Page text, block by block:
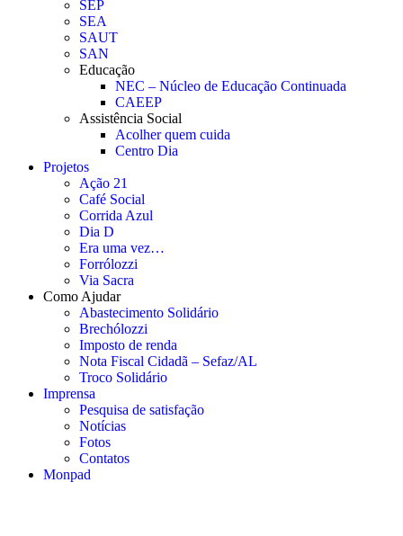
SEP
SEA
SAUT
SAN
Educação
NEC – Núcleo de Educação Continuada
CAEEP
Assistência Social
Acolher quem cuida
Centro Dia
Projetos
Ação 21
Café Social
Corrida Azul
Dia D
Era uma vez…
Forrólozzi
Via Sacra
Como Ajudar
Abastecimento Solidário
Brechólozzi
Imposto de renda
Nota Fiscal Cidadã – Sefaz/AL
Troco Solidário
Imprensa
Pesquisa de satisfação
Notícias
Fotos
Contatos
Monpad